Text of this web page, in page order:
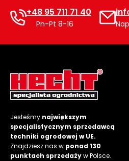
+48 95 711 71 40
Pn-Pt 8-16
Jesteśmy największym
specjalistycznym sprzedawcą
techniki ogrodowej w UE.
Znajdziesz nas w ponad 130
punktach sprzedażyw Polsce.